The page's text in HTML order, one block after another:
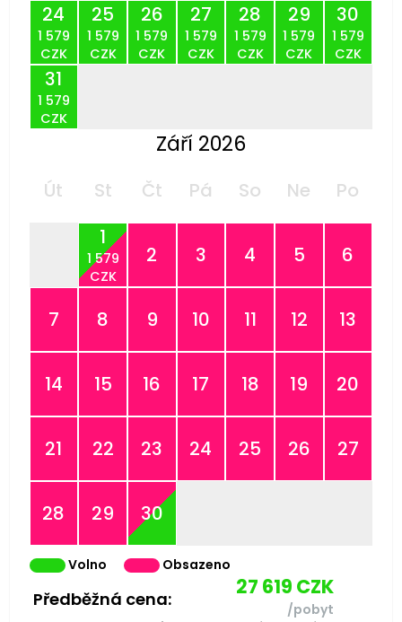
24
1 579
CZK
25
1 579
CZK
26
1 579
CZK
27
1 579
CZK
28
1 579
CZK
29
1 579
CZK
30
1 579
CZK
31
1 579
CZK
Září 2026
Út St Čt Pá So Ne
Po
1
1 579
CZK
2 3 4 5 6
7 8 9 10 11 12 13
14 15 16 17 18 19 20
21 22 23 24 25 26 27
28 29 30
Volno Obsazeno
Předběžná cena: 27 619 CZK
/pobyt